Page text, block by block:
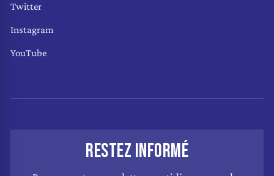
Twitter
Instagram
YouTube
RESTEZ INFORMÉ